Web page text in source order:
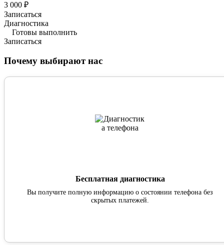
3 000 ₽
Записаться
Диагностика
Готовы выполнить
Записаться
Почему выбирают нас
Бесплатная диагностика
Вы получите полную информацию о состоянии телефона без
скрытых платежей.